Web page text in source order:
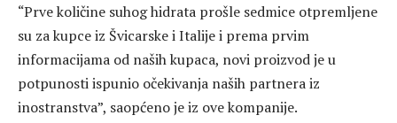
“Prve količine suhog hidrata prošle sedmice otpremljene
su za kupce iz Švicarske i Italije i prema prvim
informacijama od naših kupaca, novi proizvod je u
potpunosti ispunio očekivanja naših partnera iz
inostranstva”, saopćeno je iz ove kompanije.